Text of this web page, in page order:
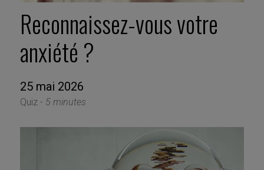
Reconnaissez-vous votre
anxiété ?
25 mai 2026
Quiz - 5 minutes